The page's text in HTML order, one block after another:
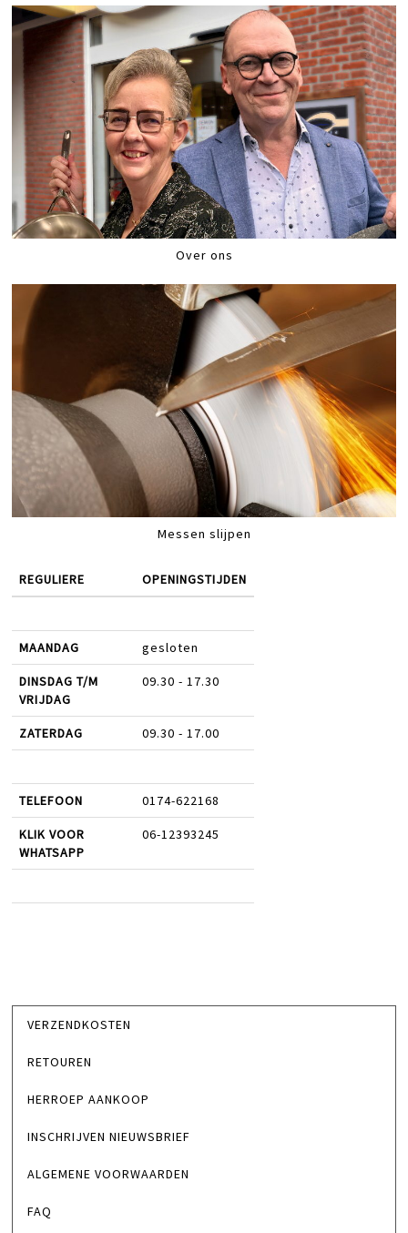
Over ons
Messen slijpen
REGULIERE OPENINGSTIJDEN
MAANDAG gesloten
DINSDAG T/M
VRIJDAG
09.30 - 17.30
ZATERDAG 09.30 - 17.00
TELEFOON 0174-622168
KLIK VOOR
WHATSAPP
06-12393245
VERZENDKOSTEN
RETOUREN
HERROEP AANKOOP
INSCHRIJVEN NIEUWSBRIEF
ALGEMENE VOORWAARDEN
FAQ